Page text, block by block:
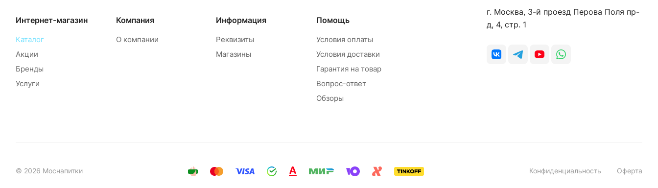
Интернет-магазин
Каталог
Акции
Бренды
Услуги
Компания
О компании
Информация
Реквизиты
Магазины
Помощь
Условия оплаты
Условия доставки
Гарантия на товар
Вопрос-ответ
Обзоры
г. Москва, 3-й проезд Перова Поля пр-
д, 4, стр. 1
© 2026 Моснапитки Конфиденциальность Оферта